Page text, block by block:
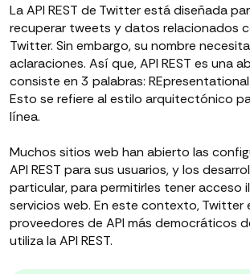
La API REST de Twitter está diseñada
recuperar tweets y datos relacionados
Twitter. Sin embargo, su nombre
aclaraciones. Así que, API REST es una
consiste en 3 palabras:
Esto se refiere al estilo arquitectónico
línea.
Muchos sitios web han abierto las
API REST para sus usuarios, y los
particular, para permitirles tener acceso
servicios web. En este contexto, Twitter
proveedores de API más democráticos
utiliza la API REST.